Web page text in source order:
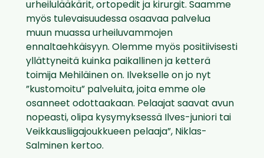
urheilulääkärit, ortopedit ja kirurgit. Saamme
myös tulevaisuudessa osaavaa palvelua
muun muassa urheiluvammojen
ennaltaehkäisyyn. Olemme myös positiivisesti
yllättyneitä kuinka paikallinen ja ketterä
toimija Mehiläinen on. Ilvekselle on jo nyt
”kustomoitu” palveluita, joita emme ole
osanneet odottaakaan. Pelaajat saavat avun
nopeasti, olipa kysymyksessä Ilves-juniori tai
Veikkausliigajoukkueen pelaaja”, Niklas-
Salminen kertoo.